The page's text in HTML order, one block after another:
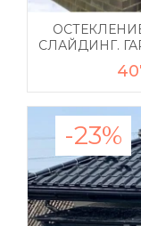
СЛАЙДИНГ.
-23%